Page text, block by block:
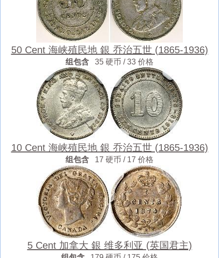
50 Cent 海峡殖民地 銀 乔治五世 (1865-1936)
组包含 35 硬币 / 33 价格
10 Cent 海峡殖民地 銀 乔治五世 (1865-1936)
组包含 17 硬币 / 17 价格
5 Cent 加拿大 銀 维多利亚 (英国君主)